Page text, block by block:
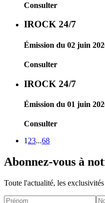
Consulter
IROCK 24/7
Émission du 02 juin
Consulter
IROCK 24/7
Émission du 01 juin
Consulter
1 23...68
Abonnez-vous à
Toute l'actualité, les